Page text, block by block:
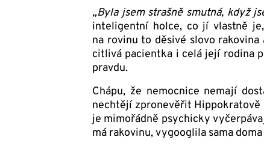
„Byla jsem strašně smutná, když
inteligentní holce, co jí vlastně
na rovinu to děsivé slovo
citlivá pacientka i celá její rodina
pravdu.
Chápu, že nemocnice nemají
nechtějí zpronevěřit Hippokratově
je mimořádně psychicky
má rakovinu, vygooglila sama